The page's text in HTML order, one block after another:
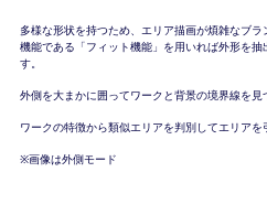
多様な形状を持つため、エリア描画が煩雑なブ
機能である「フィット機能」を用いれば外形を
す。
外側を大まかに囲ってワークと背景の境界線を見
ワークの特徴から類似エリアを判別してエリアを
※画像は外側モード